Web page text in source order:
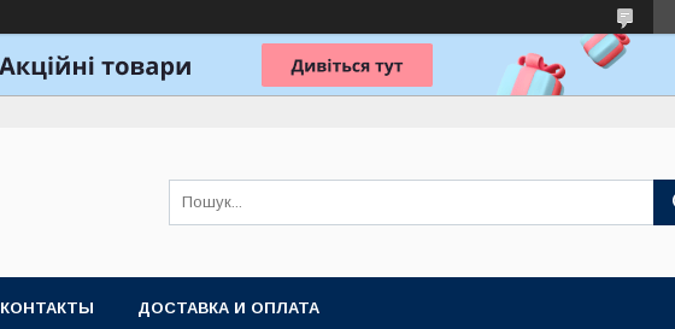
КОНТАКТЫ ДОСТАВКА И ОПЛАТА